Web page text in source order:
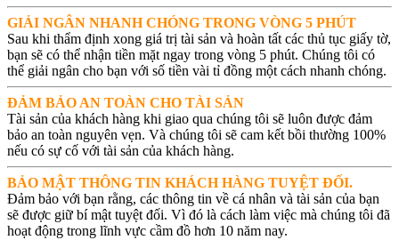
GIẢI NGÂN NHANH CHÓNG TRONG VÒNG 5 PHÚT
Sau khi thẩm định xong giá trị tài sản và hoàn tất các thủ tục giấy tờ,
bạn sẽ có thể nhận tiền mặt ngay trong vòng 5 phút. Chúng tôi có
thể giải ngân cho bạn với số tiền vài tỉ đồng một cách nhanh chóng.
ĐẢM BẢO AN TOÀN CHO TÀI SẢN
Tài sản của khách hàng khi giao qua chúng tôi sẽ luôn được đảm
bảo an toàn nguyên vẹn. Và chúng tôi sẽ cam kết bồi thường 100%
nếu có sự cố với tài sản của khách hàng.
BẢO MẬT THÔNG TIN KHÁCH HÀNG TUYỆT ĐỐI.
Đảm bảo với bạn rằng, các thông tin về cá nhân và tài sản của bạn
sẽ được giữ bí mật tuyệt đối. Vì đó là cách làm việc mà chúng tôi đã
hoạt động trong lĩnh vực cầm đồ hơn 10 năm nay.